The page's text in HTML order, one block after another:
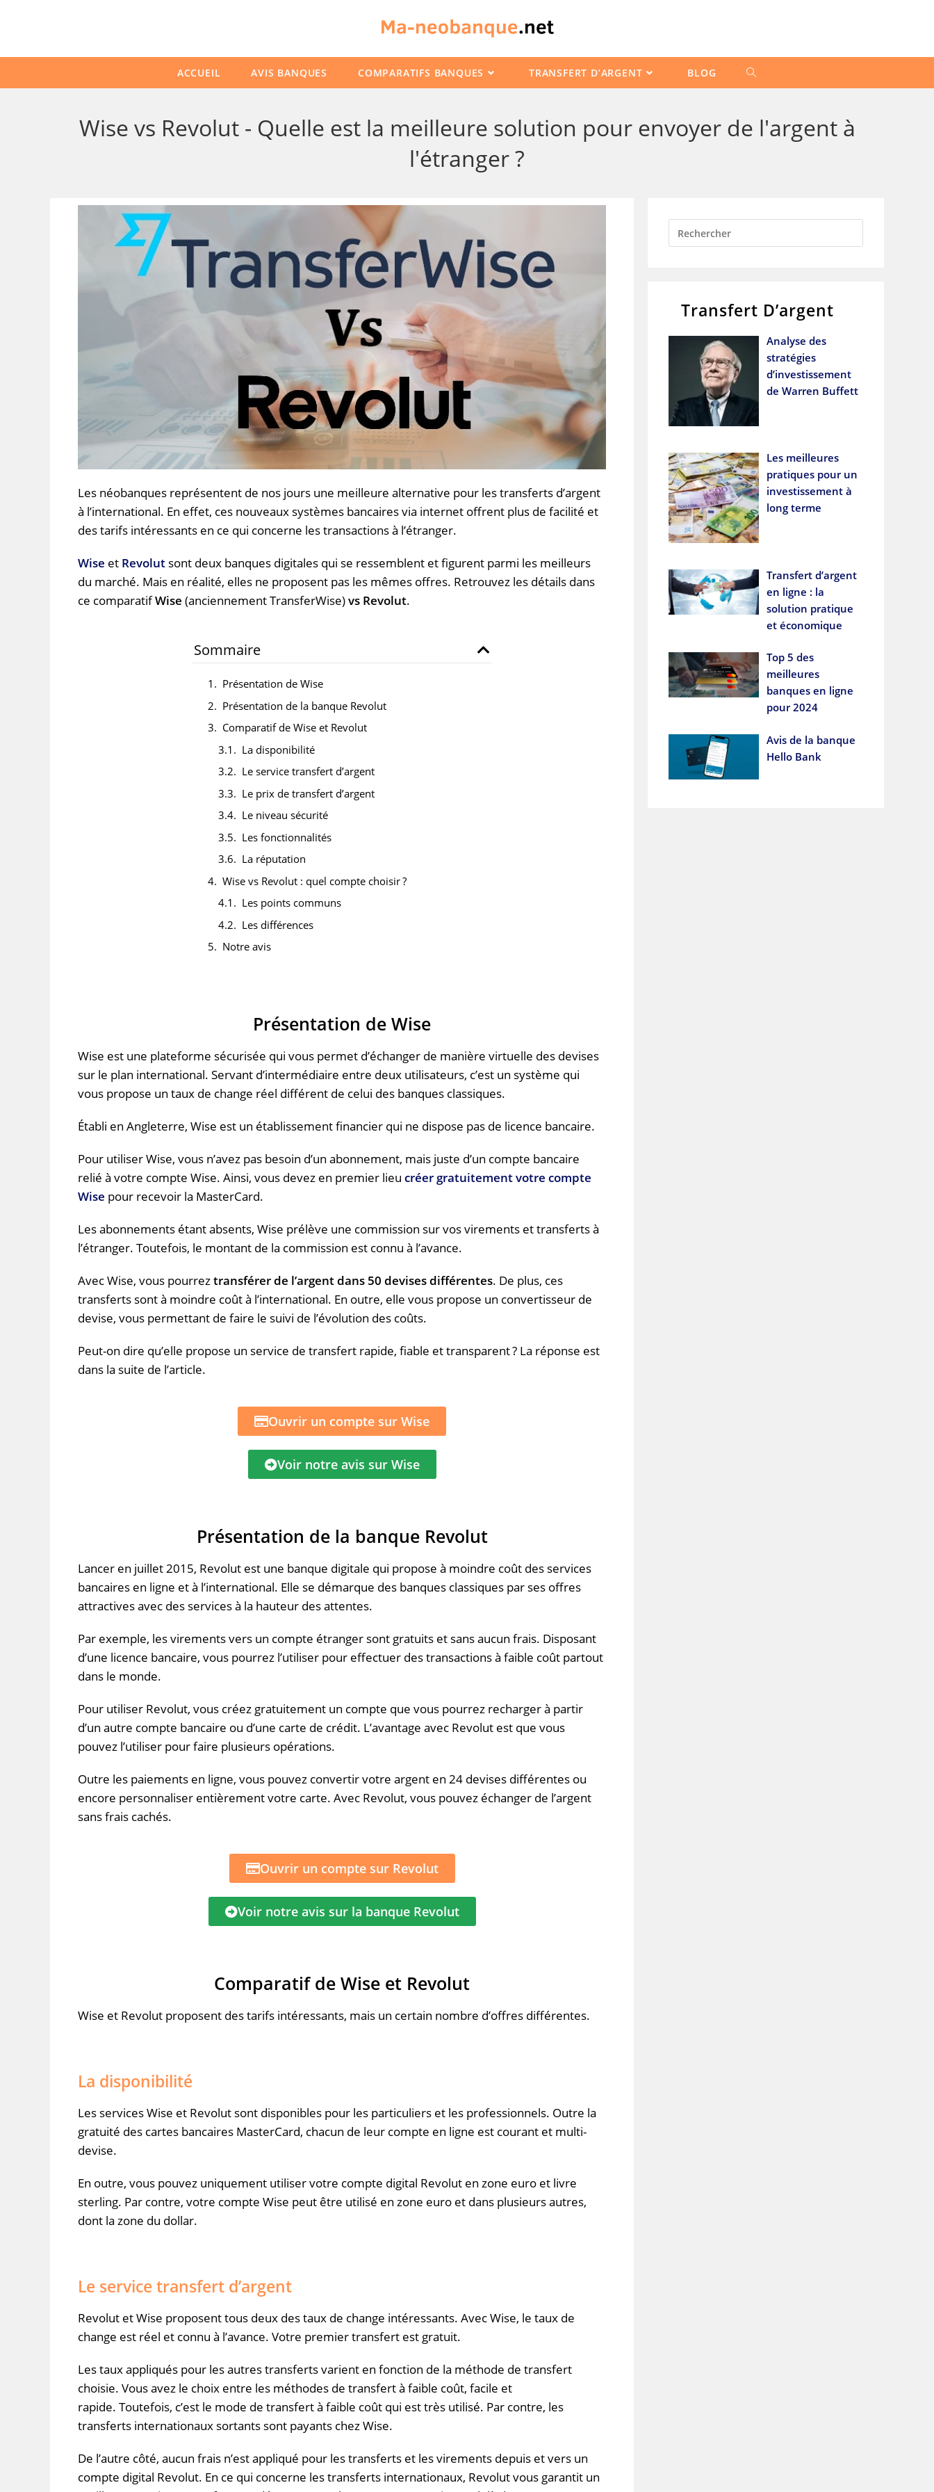
ACCUEIL AVIS BANQUES COMPARATIFS BANQUES TRANSFERT D’ARGENT BLOG
Wise vs Revolut - Quelle est la meilleure solution pour envoyer de l'argent à
l'étranger ?
Les néobanques représentent de nos jours une meilleure alternative pour les transferts d’argent
à l’international. En effet, ces nouveaux systèmes bancaires via internet offrent plus de facilité et
des tarifs intéressants en ce qui concerne les transactions à l’étranger.
Wise et Revolut sont deux banques digitales qui se ressemblent et figurent parmi les meilleurs
du marché. Mais en réalité, elles ne proposent pas les mêmes offres. Retrouvez les détails dans
ce comparatifWise (anciennementTransferWise)vs Revolut.
Sommaire
Présentation de Wise
Présentation de la banque Revolut
Comparatif de Wise et Revolut
La disponibilité
Le service transfert d’argent
Le prix de transfert d’argent
Le niveau sécurité
Les fonctionnalités
La réputation
Wise vs Revolut : quel compte choisir ?
Les points communs
Les différences
Notre avis
Présentation de Wise
Wise est une plateforme sécurisée qui vous permet d’échanger de manière virtuelle des devises
sur le plan international. Servant d’intermédiaire entre deux utilisateurs, c’est un système qui
vous propose un taux de change réel différent de celui des banques classiques.
Établi en Angleterre, Wise est un établissement financier qui ne dispose pas de licence bancaire.
Pour utiliserWise, vous n’avez pas besoin d’un abonnement, mais juste d’un compte bancaire
relié à votre compte Wise. Ainsi, vous devez en premier lieu créer gratuitement votre compte
Wise pour recevoir la MasterCard.
Les abonnements étant absents, Wise prélève une commission sur vos virements et transferts à
l’étranger. Toutefois, le montant de la commission est connu à l’avance.
AvecWise, vous pourreztransférer de l’argent dans 50 devises différentes. De plus, ces
transferts sont à moindre coût à l’international. En outre, elle vous propose un convertisseur de
devise, vous permettant de faire le suivi de l’évolution des coûts.
Peut-on dire qu’elle propose un service de transfert rapide, fiable et transparent ? La réponse est
dans la suite de l’article.
Ouvrir un compte sur Wise
Voir notre avis sur Wise
Présentation de la banque Revolut
Lancer en juillet 2015, Revolut est une banque digitale qui propose à moindre coût des services
bancaires en ligne et à l’international. Elle se démarque des banques classiques par ses offres
attractives avec des services à la hauteur des attentes.
Par exemple, les virements vers un compte étranger sont gratuits et sansaucun frais. Disposant
d’une licence bancaire, vous pourrez l’utiliser pour effectuer des transactions à faible coût partout
dans le monde.
Pour utiliser Revolut, vous créez gratuitement un compte que vous pourrez recharger à partir
d’un autre compte bancaire ou d’une carte de crédit. L’avantage avec Revolut est que vous
pouvez l’utiliser pour faire plusieurs opérations.
Outre les paiements en ligne, vous pouvez convertir votre argent en 24 devises différentes ou
encore personnaliser entièrement votre carte. Avec Revolut, vous pouvez échanger de l’argent
sans frais cachés.
Ouvrir un compte sur Revolut
Voir notre avis sur la banque Revolut
Comparatif de Wise et Revolut
Wise et Revolut proposent des tarifs intéressants, mais un certain nombre d’offres différentes.
La disponibilité
Les servicesWise et Revolut sont disponibles pour les particuliers et les professionnels. Outre la
gratuité des cartes bancaires MasterCard, chacun de leur compte en ligne est courant et multi-
devise.
En outre, vous pouvez uniquement utiliser votre compte digital Revolut en zone euro et livre
sterling. Par contre, votre compte Wise peut être utilisé en zone euro et dans plusieurs autres,
dont la zone du dollar.
Le service transfert d’argent
Revolut etWise proposent tous deux des taux de change intéressants. AvecWise, le taux de
change est réel et connu à l’avance. Votre premier transfert est gratuit.
Les taux appliqués pour les autres transferts varient en fonction de la méthode de transfert
choisie. Vous avez le choix entre les méthodes de transfert à faible coût, facile et
rapide. Toutefois, c’est le mode de transfert à faible coût qui est très utilisé. Par contre, les
transferts internationaux sortants sont payants chezWise.
De l’autre côté, aucun frais n’est appliqué pour les transferts et les virements depuis et vers un
compte digital Revolut. En ce qui concerne les transferts internationaux, Revolutvous garantit un
Transfert D’argent
Analyse des
stratégies
d’investissement
de Warren Buffett
Les meilleures
pratiques pour un
investissement à
long terme
Transfert d’argent
en ligne : la
solution pratique
et économique
Top 5 des
meilleures
banques en ligne
pour 2024
Avis de la banque
Hello Bank